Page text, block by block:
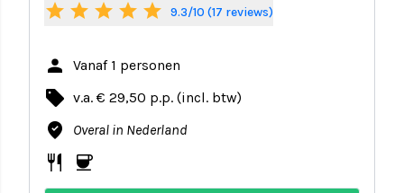
star star star star star 9.3/10 (17 reviews)
person Vanaf 1 personen
local_offer v.a. € 29,50 p.p. (incl. btw)
where_to_vote Overal in Nederland
restaurant coffee